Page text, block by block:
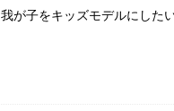
我が子をキッズモデルにした